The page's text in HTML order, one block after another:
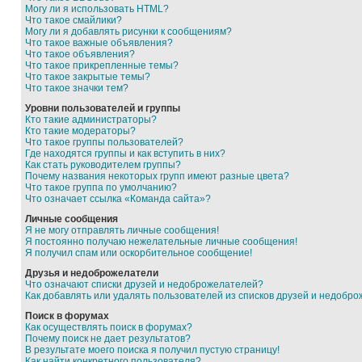
Могу ли я использовать HTML?
Что такое смайлики?
Могу ли я добавлять рисунки к сообщениям?
Что такое важные объявления?
Что такое объявления?
Что такое прикрепленные темы?
Что такое закрытые темы?
Что такое значки тем?
Уровни пользователей и группы
Кто такие администраторы?
Кто такие модераторы?
Что такое группы пользователей?
Где находятся группы и как вступить в них?
Как стать руководителем группы?
Почему названия некоторых групп имеют разные цвета?
Что такое группа по умолчанию?
Что означает ссылка «Команда сайта»?
Личные сообщения
Я не могу отправлять личные сообщения!
Я постоянно получаю нежелательные личные сообщения!
Я получил спам или оскорбительное сообщение!
Друзья и недоброжелатели
Что означают списки друзей и недоброжелателей?
Как добавлять или удалять пользователей из списков друзей и
Поиск в форумах
Как осуществлять поиск в форумах?
Почему поиск не дает результатов?
В результате моего поиска я получил пустую страницу!